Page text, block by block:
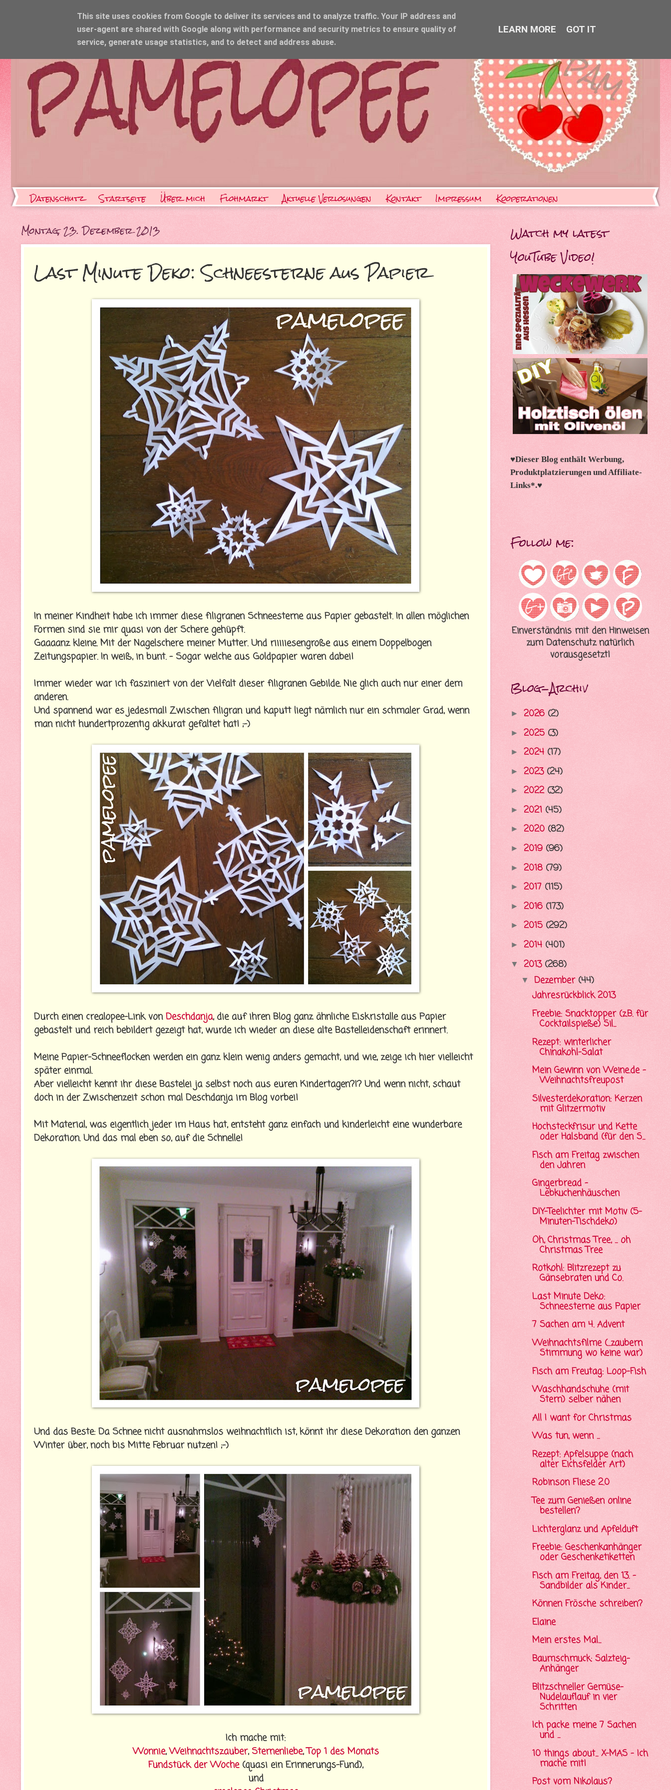
Datenschutz Startseite Über mich Flohmarkt Aktuelle Verlosungen Kontakt Impressum Kooperationen
Montag, 23. Dezember 2013
Last Minute Deko: Schneesterne aus Papier
In meiner Kindheit habe ich immer diese filigranen Schneesterne aus Papier gebastelt. In allen möglichen
Formen sind sie mir quasi von der Schere gehüpft.
Gaaaanz kleine. Mit der Nagelschere meiner Mutter. Und riiiiiesengroße aus einem Doppelbogen
Zeitungspapier. In weiß, in bunt. - Sogar welche aus Goldpapier waren dabei!
Immer wieder war ich fasziniert von der Vielfalt dieser filigranen Gebilde. Nie glich auch nur einer dem
anderen.
Und spannend war es jedesmal! Zwischen filigran und kaputt liegt nämlich nur ein schmaler Grad, wenn
man nicht hundertprozentig akkurat gefaltet hat! ;-)
Durch einen crealopee-Link vonDeschdanja, die auf ihren Blog ganz ähnliche Eiskristalle aus Papier
gebastelt und reich bebildert gezeigt hat, wurde ich wieder an diese alte Bastelleidenschaft erinnert.
Meine Papier-Schneeflocken werden ein ganz klein wenig anders gemacht, und wie, zeige ich hier vielleicht
später einmal.
Aber vielleicht kennt ihr diese Bastelei ja selbst noch aus euren Kindertagen?!? Und wenn nicht, schaut
doch in der Zwischenzeit schon mal Deschdanja im Blog vorbei!
Mit Material, was eigentlich jeder im Haus hat, entsteht ganz einfach und kinderleicht eine wunderbare
Dekoration. Und das mal eben so, auf die Schnelle!
Und das Beste: Da Schnee nicht ausnahmslos weihnachtlich ist, könnt ihr diese Dekoration den ganzen
Winter über, noch bis Mitte Februar nutzen! ;-)
Ich mache mit:
Wonnie,Weihnachtszauber, Sternenliebe,Top 1 des Monats
Fundstück der Woche(quasi ein Erinnerungs-Fund),
und
Watch my latest
YouTube Video!
♥Dieser Blog enthält Werbung,
Produktplatzierungen und Affiliate-
Links*.♥
Follow me:
Einverständnis mit den Hinweisen
zum Datenschutz natürlich
vorausgesetzt!
Blog-Archiv
► 2026 (2)
► 2025 (3)
► 2024 (17)
► 2023 (24)
► 2022 (32)
► 2021 (45)
► 2020 (82)
► 2019 (96)
► 2018 (79)
► 2017 (115)
► 2016 (173)
► 2015 (292)
► 2014 (401)
▼ 2013 (268)
▼ Dezember (44)
Jahresrückblick 2013
Freebie: Snacktopper (z.B. für
Cocktailspieße) Sil...
Rezept: winterlicher
Chinakohl-Salat
Mein Gewinn von Weine.de -
Weihnachtsfreupost
Silvesterdekoration: Kerzen
mit Glitzermotiv
Hochsteckfrisur und Kette
oder Halsband (für den S...
Fisch am Freitag zwischen
den Jahren
Gingerbread -
Lebkuchenhäuschen
DIY-Teelichter mit Motiv (5-
Minuten-Tischdeko)
Oh, Christmas Tree, ... oh
Christmas Tree
Rotkohl: Blitzrezept zu
Gänsebraten und Co.
Last Minute Deko:
Schneesterne aus Papier
7 Sachen am 4. Advent
Weihnachtsfilme (...zaubern
Stimmung wo keine war)
Fisch am Freutag: Loop-Fish
Waschhandschuhe (mit
Stern) selber nähen
All I want for Christmas
Was tun, wenn ...
Rezept: Apfelsuppe (nach
alter Eichsfelder Art)
Robinson Fliese 2.0
Tee zum Genießen online
bestellen?
Lichterglanz und Apfelduft
Freebie: Geschenkanhänger
oder Geschenketiketten
Fisch am Freitag, den 13. -
Sandbilder als Kinder...
Können Frösche schreiben?
Elaine
Mein erstes Mal...
Baumschmuck: Salzteig-
Anhänger
Blitzschneller Gemüse-
Nudelauflauf in vier
Schritten
Ich packe meine 7 Sachen
und ...
10 things about... X-MAS - Ich
mache mit!
Post vom Nikolaus?
This site uses cookies from Google to deliver its services and to analyze traffic. Your IP address and
user-agent are shared with Google along with performance and security metrics to ensure quality of
service, generate usage statistics, and to detect and address abuse.
LEARN MORE GOT IT